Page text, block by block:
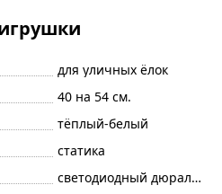
для уличных ёлок
40 на 54 см.
тёплый-белый
статика
светодиодный дюралайт